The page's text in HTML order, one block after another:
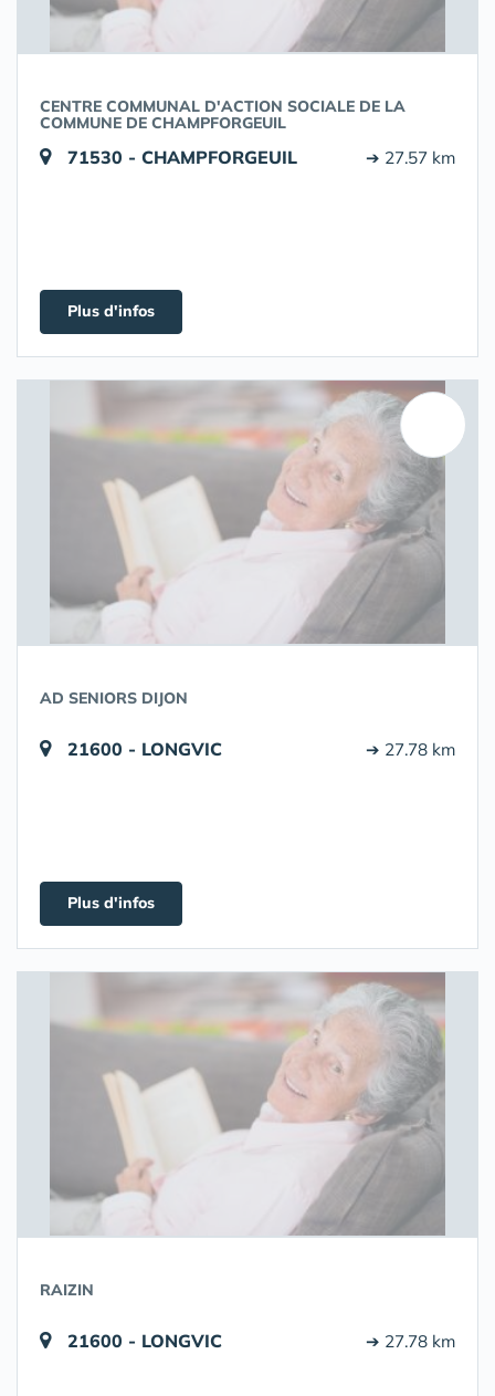
CENTRE COMMUNAL D'ACTION SOCIALE DE LA
COMMUNE DE CHAMPFORGEUIL
71530 - CHAMPFORGEUIL ➔ 27.57 km
Plus d'infos
AD SENIORS DIJON
21600 - LONGVIC ➔ 27.78 km
Plus d'infos
RAIZIN
21600 - LONGVIC ➔ 27.78 km